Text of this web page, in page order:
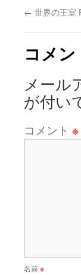
← 世界の王室
コメ
メール
が付い
コメント ※
名前※